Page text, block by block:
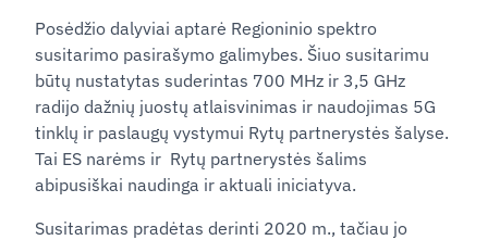
Posėdžio dalyviai aptarė Regioninio spektro
susitarimo pasirašymo galimybes. Šiuo susitarimu
būtų nustatytas suderintas 700 MHz ir 3,5 GHz
radijo dažnių juostų atlaisvinimas ir naudojimas 5G
tinklų ir paslaugų vystymui Rytų partnerystės šalyse.
Tai ES narėms ir Rytų partnerystės šalims
abipusiškai naudinga ir aktuali iniciatyva.
Susitarimas pradėtas derinti 2020 m., tačiau jo